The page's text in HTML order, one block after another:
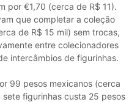
por €1,70 (cerca de R$ 11).
que completar a coleção
de R$ 15 mil) sem trocas,
entre colecionadores
intercâmbios de figurinhas.
99 pesos mexicanos (cerca
figurinhas custa 25 pesos